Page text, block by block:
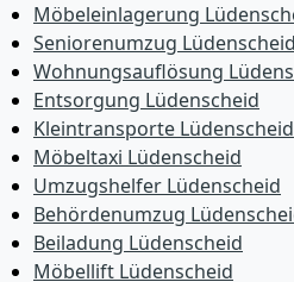
Möbeleinlagerung
Seniorenumzug Lüdenscheid
Wohnungsauflösung
Entsorgung Lüdenscheid
Kleintransporte Lüdenscheid
Möbeltaxi Lüdenscheid
Umzugshelfer Lüdenscheid
Behördenumzug
Beiladung Lüdenscheid
Möbellift Lüdenscheid